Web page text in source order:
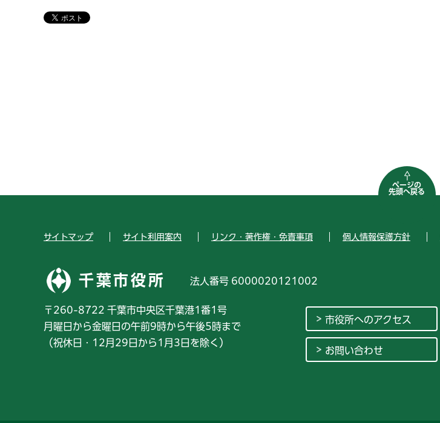
ページの
先頭へ戻る
サイトマップ サイト利用案内 リンク・著作権・免責事項 個人情報保護方針
千葉市役所 法人番号 6000020121002
〒260-8722 千葉市中央区千葉港1番1号
月曜日から金曜日の午前9時から午後5時まで
（祝休日・12月29日から1月3日を除く）
市役所へのアクセス
お問い合わせ